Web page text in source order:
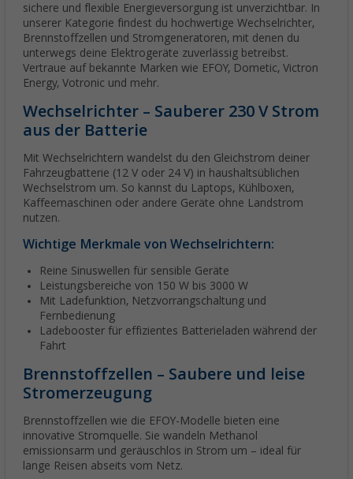
sichere und flexible Energieversorgung ist unverzichtbar. In
unserer Kategorie findest du hochwertige Wechselrichter,
Brennstoffzellen und Stromgeneratoren, mit denen du
unterwegs deine Elektrogeräte zuverlässig betreibst.
Vertraue auf bekannte Marken wie EFOY, Dometic, Victron
Energy, Votronic und mehr.
Wechselrichter – Sauberer 230 V Strom
aus der Batterie
Mit Wechselrichtern wandelst du den Gleichstrom deiner
Fahrzeugbatterie (12 V oder 24 V) in haushaltsüblichen
Wechselstrom um. So kannst du Laptops, Kühlboxen,
Kaffeemaschinen oder andere Geräte ohne Landstrom
nutzen.
Wichtige Merkmale von Wechselrichtern:
Reine Sinuswellen für sensible Geräte
Leistungsbereiche von 150 W bis 3000 W
Mit Ladefunktion, Netzvorrangschaltung und
Fernbedienung
Ladebooster für effizientes Batterieladen während der
Fahrt
Brennstoffzellen – Saubere und leise
Stromerzeugung
Brennstoffzellen wie die EFOY-Modelle bieten eine
innovative Stromquelle. Sie wandeln Methanol
emissionsarm und geräuschlos in Strom um – ideal für
lange Reisen abseits vom Netz.